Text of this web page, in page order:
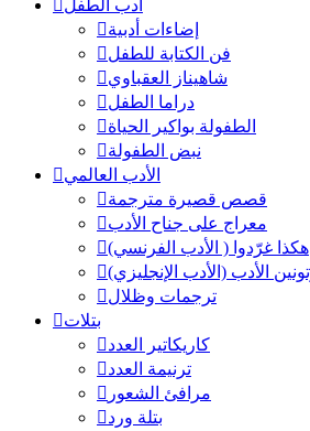
أدب الطفل
إضاءات أدبية
فن الكتابة للطفل
شاهيناز العقباوي
دراما الطفل
الطفولة بواكير الحياة
نبض الطفولة
الأدب العالمي
قصص قصيرة مترجمة
معراج على جناح الأدب
هكذا غرّدوا ( الأدب الفرنسي)
الأدب (الأدب الإنجليزي)
ترجمات وظلال
بتلات
كاريكاتير العدد
ترنيمة العدد
مرافئ الشعور
بتلة ورد